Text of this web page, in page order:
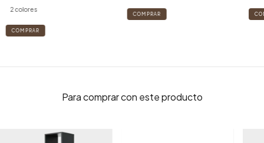
2 colores
COMPRAR
Para comprar con este producto